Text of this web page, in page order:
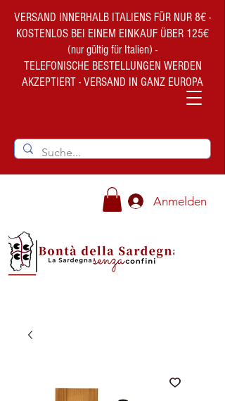
VERSAND INNERHALB ITALIENS FÜR NUR 8€ -
KOSTENLOS BEI EINEM EINKAUF ÜBER 125€
(nur gültig für Italien) -
TELEFONISCHE BESTELLUNGEN WERDEN
AKZEPTIERT - VERSAND IN GANZ EUROPA
Anmelden